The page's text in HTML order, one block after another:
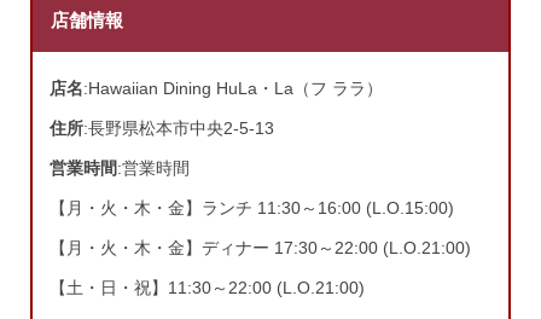
店舗情報
店名:Hawaiian Dining HuLa・La（フ ララ）
住所:長野県松本市中央2-5-13
営業時間:営業時間
【月・火・木・金】ランチ 11:30～16:00 (L.O.15:00)
【月・火・木・金】ディナー 17:30～22:00 (L.O.21:00)
【土・日・祝】11:30～22:00 (L.O.21:00)